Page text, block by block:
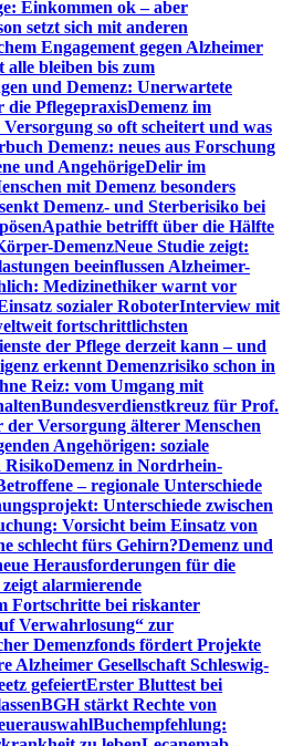
Einkommen ok – aber
setzt sich mit anderen
Engagement gegen Alzheimer
alle bleiben bis zum
und Demenz: Unerwartete
die PflegepraxisDemenz im
so oft scheitert und was
Demenz: neues aus Forschung
und AngehörigeDelir im
mit Demenz besonders
Demenz- und Sterberisiko bei
Apathie betrifft über die Hälfte
DemenzNeue Studie zeigt:
beeinflussen Alzheimer-
Medizinethiker warnt vor
sozialer RoboterInterview mit
fortschrittlichsten
der Pflege derzeit kann – und
erkennt Demenzrisiko schon in
Reiz: vom Umgang mit
Bundesverdienstkreuz für Prof.
Versorgung älterer Menschen
Angehörigen: soziale
RisikoDemenz in Nordrhein-
– regionale Unterschiede
Unterschiede zwischen
Vorsicht beim Einsatz von
schlecht fürs Gehirn?Demenz und
Herausforderungen für die
alarmierende
Fortschritte bei riskanter
Verwahrlosung“ zur
Demenzfonds fördert Projekte
Alzheimer Gesellschaft Schleswig-
gefeiertErster Bluttest bei
BGH stärkt Rechte von
Buchempfehlung: